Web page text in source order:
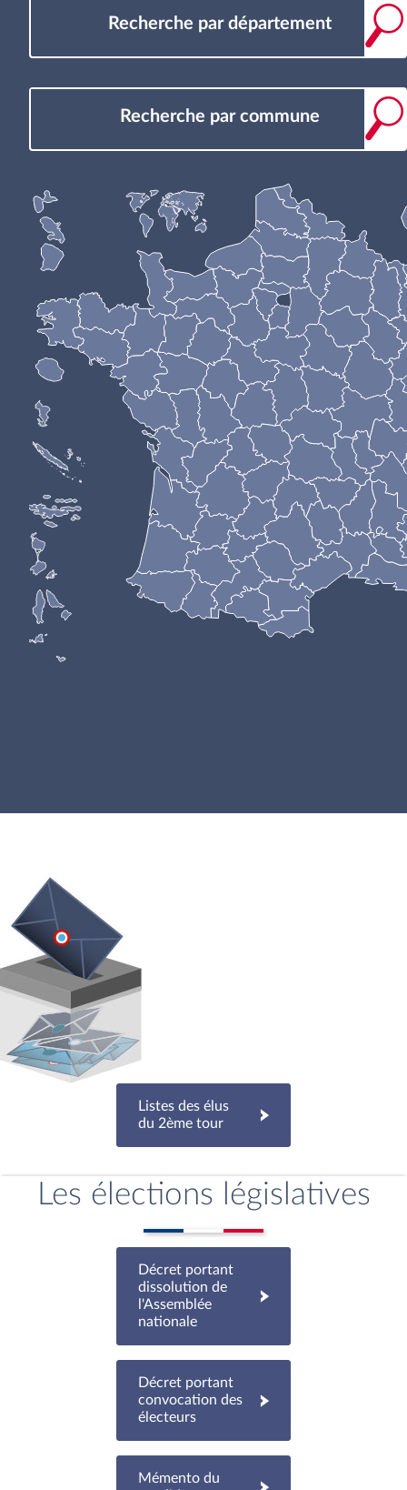
Recherche par département
Recherche par commune
Listes des élus
du 2ème tour
Les élections législatives
Décret portant
dissolution de
l'Assemblée
nationale
Décret portant
convocation des
électeurs
Mémento du